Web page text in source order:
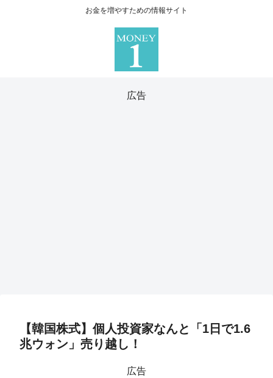
お金を増やすための情報サイト
広告
【韓国株式】個人投資家なんと「1日で1.6
兆ウォン」売り越し！
広告